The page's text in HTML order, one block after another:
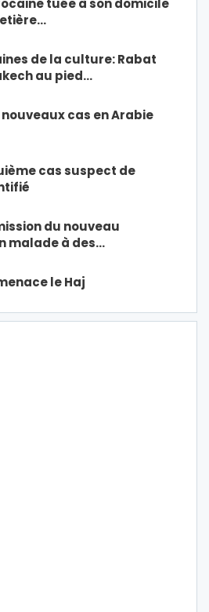
tuée à son domicile
de la culture: Rabat
au pied…
cas en Arabie
cas suspect de
du nouveau
malade à des…
le Haj